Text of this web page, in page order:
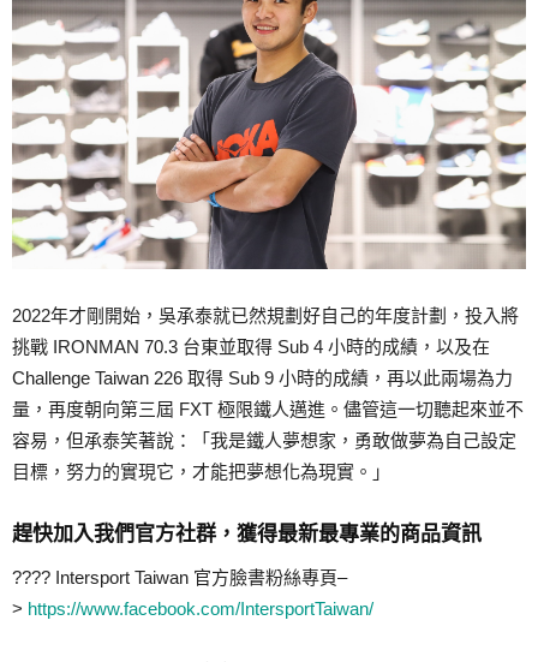
2022年才剛開始，吳承泰就已然規劃好自己的年度計劃，投入將
挑戰 IRONMAN 70.3 台東並取得 Sub 4 小時的成績，以及在
Challenge Taiwan 226 取得 Sub 9 小時的成績，再以此兩場為力
量，再度朝向第三屆 FXT 極限鐵人邁進。儘管這一切聽起來並不
容易，但承泰笑著說：「我是鐵人夢想家，勇敢做夢為自己設定
目標，努力的實現它，才能把夢想化為現實。」
趕快加入我們官方社群，獲得最新最專業的商品資訊
???? Intersport Taiwan 官方臉書粉絲專頁–
> https://www.facebook.com/IntersportTaiwan/